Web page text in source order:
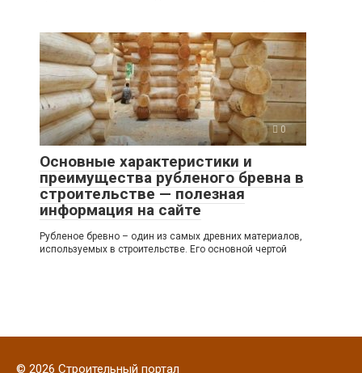
0
Основные характеристики и
преимущества рубленого бревна в
строительстве — полезная
информация на сайте
Рубленое бревно – один из самых древних материалов,
используемых в строительстве. Его основной чертой
© 2026 Строительный портал